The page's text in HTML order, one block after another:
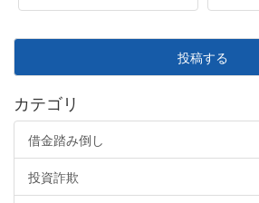
投稿する
カテゴリ
借金踏み倒し
投資詐欺